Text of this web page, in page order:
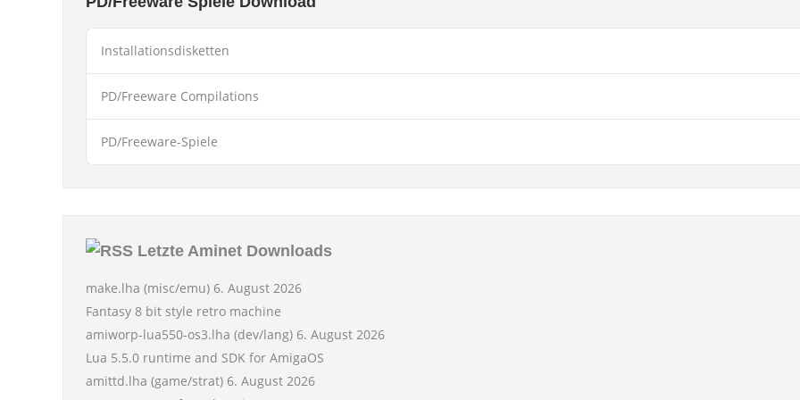
Installationsdisketten
PD/Freeware Compilations
PD/Freeware-Spiele
Letzte Aminet Downloads
make.lha (misc/emu) 6. August 2026
Fantasy 8 bit style retro machine
amiworp-lua550-os3.lha (dev/lang) 6. August 2026
Lua 5.5.0 runtime and SDK for AmigaOS
amittd.lha (game/strat) 6. August 2026